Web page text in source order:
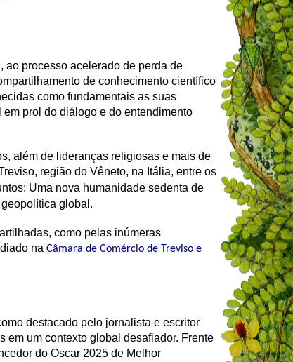
ao processo acelerado de perda de
de conhecimento científico
como fundamentais as suas
prol do diálogo e do entendimento
além de lideranças religiosas e mais de
região do Vêneto, na Itália, entre os
Uma nova humanidade sedenta de
global.
como pelas inúmeras
na Câmara de Comércio de Treviso e
destacado pelo jornalista e escritor
em um contexto global desafiador. Frente
do Oscar 2025 de Melhor